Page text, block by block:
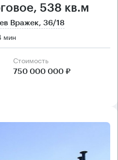
538 кв.м
Вражек, 36/18
мин
Cтоимость
750 000 000 ₽